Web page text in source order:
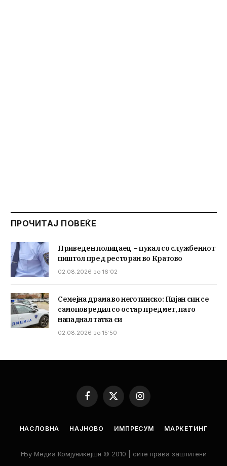
ПРОЧИТАЈ ПОВЕЌЕ
Приведен полицаец – пукал со службениот
пиштол пред ресторан во Кратово
02.08.2026 во 16:02
Семејна драма во неготинско: Пијан син се
самоповредил со остар предмет, па го
нападнал татка си
02.08.2026 во 15:50
Facebook
X
Instagram
НАСЛОВНА НАЈНОВО ИМПРЕСУМ МАРКЕТИНГ
Њу Медиа Комјуникејшн © 2010 | сите права заштитени